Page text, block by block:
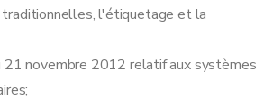
de reconnaissance
l'étiquetage et la
novembre 2012 relatif aux systèmes